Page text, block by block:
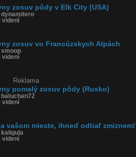
zosuv pôdy v Elk City (USA)
dynamitero
videní
zosuv vo Francúzskych Alpách
videní
Reklama
pomalý zosuv pôdy (Rusko)
videní
vašom mieste, ihneď odtiaľ zmiznem!
videní